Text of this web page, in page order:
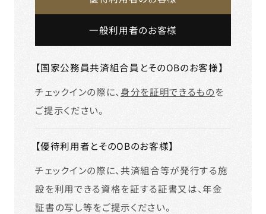
一般利用者のお客様
【国家公務員共済組合員とそのOBのお客様】
チェックインの際に、身分を証明できるものを
ご提示ください。
【優待利用者とそのOBのお客様】
チェックインの際に、共済組合等が発行する施
設を利用できる資格を証する証書又は、年金
証書の写し等をご提示ください。